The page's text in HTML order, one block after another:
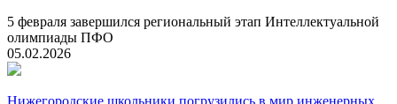
5 февраля завершился региональный этап Интеллектуальной
олимпиады ПФО
05.02.2026
Нижегородские школьники погрузились в мир инженерных